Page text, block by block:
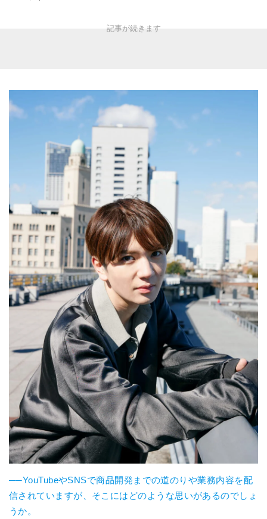
──YouTubeやSNSで商品開発までの道のりや業務内容を配
信されていますが、そこにはどのような思いがあるのでしょ
うか。